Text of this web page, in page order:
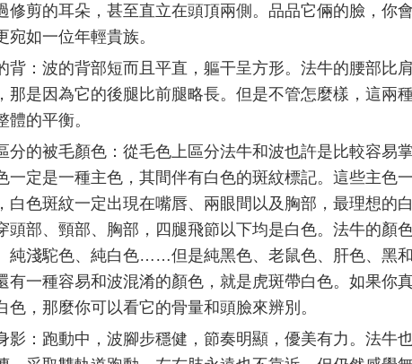
修剪的耳朵，甚至直立在頭頂兩側。品品它倆的臉，你
宛如一位年輕貴族。
背：波的背部短而且平直，軀干呈方形。法牛的腰部比
那是因為它的後腿比前腿略長。但是不管怎麼樣，這兩
體的平衡。
分的被毛顏色：從毛色上區分法牛和波也許是比較容易
一定是一種主色，其間伴有白色的斑紋標記。這些主色
白色斑紋一定出現在嘴唇、兩眼間以及胸部，最理想的
頭部、頸部、胸部，四腿飛節以下均是白色。法牛的顏
純淺駝色、純白色……但是純黑色、老鼠色、肝色、黑
有一種容易和波混淆的顏色，就是虎斑帶白色。如果你
色，那麼你可以看它的骨量和頭臉來辨別。
影：跑動中，波腳步穩健，節奏明顯，優美有力。法牛